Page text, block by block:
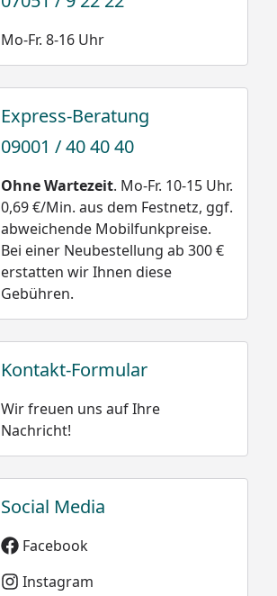
Mo-Fr. 8-16 Uhr
Express-Beratung
09001 / 40 40 40
Ohne Wartezeit. Mo-Fr. 10-15 Uhr.
0,69 €/Min. aus dem Festnetz, ggf.
abweichende Mobilfunkpreise.
Bei einer Neubestellung ab 300 €
erstatten wir Ihnen diese
Gebühren.
Kontakt-Formular
Wir freuen uns auf Ihre
Nachricht!
Social Media
Facebook
Instagram